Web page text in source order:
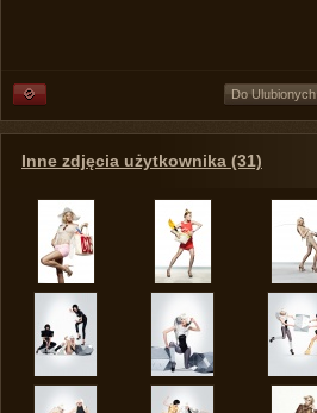
Do Ulubionych
Inne zdjęcia użytkownika (31)